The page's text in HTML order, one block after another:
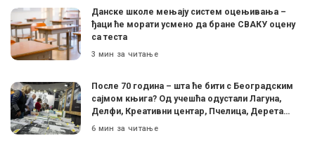
Данске школе мењају систем оцењивања –
ђаци ће морати усмено да бране СВАКУ оцену
са теста
3 мин за читање
После 70 година – шта ће бити с Београдским
сајмом књига? Од учешћа одустали Лагуна,
Делфи, Креативни центар, Пчелица, Дерета…
6 мин за читање